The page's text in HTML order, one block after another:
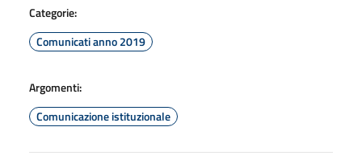
Categorie:
Comunicati anno 2019
Argomenti:
Comunicazione istituzionale